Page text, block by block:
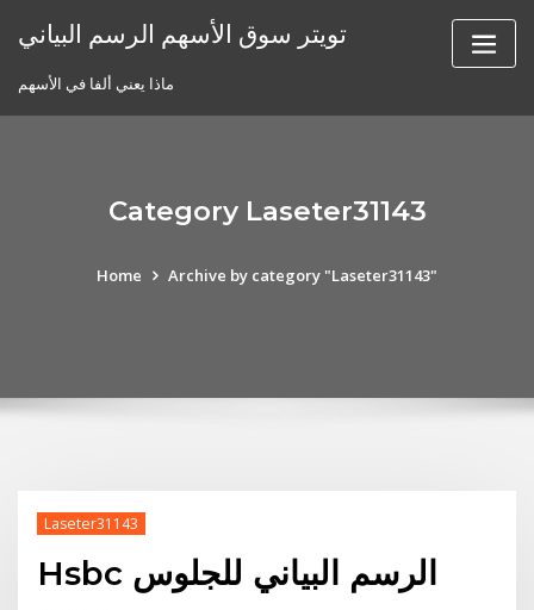
تويتر سوق الأسهم الرسم البياني
ماذا يعني ألفا في الأسهم
Category Laseter31143
Home Archive by category "Laseter31143"
Laseter31143
Hsbc الرسم البياني للجلوس